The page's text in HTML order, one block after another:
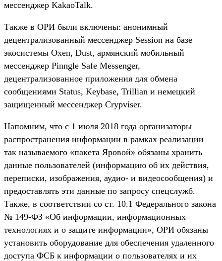
мессенджер KakaoTalk.
Также в ОРИ были включены: анонимный
децентрализованный мессенджер Session на базе
экосистемы Oxen, Dust, армянский мобильный
мессенджер Pinngle Safe Messenger,
децентрализованное приложения для обмена
сообщениями Status, Keybase, Trillian и немецкий
защищенный мессенджер Crypviser.
Напомним, что с 1 июля 2018 года организаторы
распространения информации в рамках реализации
так называемого «пакета Яровой» обязаны хранить
данные пользователей (информацию об их действия,
переписки, изображения, аудио- и видеосообщения) и
предоставлять эти данные по запросу спецслужб.
Также, в соответствии со ст. 10.1 Федерального закона
№ 149-ФЗ «Об информации, информационных
технологиях и о защите информации», ОРИ обязаны
установить оборудование для обеспечения удаленного
доступа ФСБ к информации о пользователях и их